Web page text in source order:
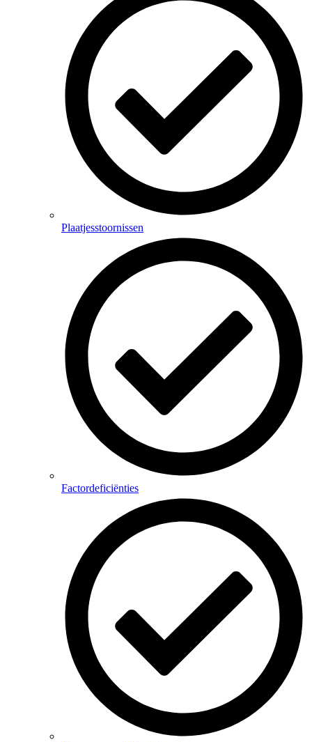
Plaatjesstoornissen
Factordeficiënties